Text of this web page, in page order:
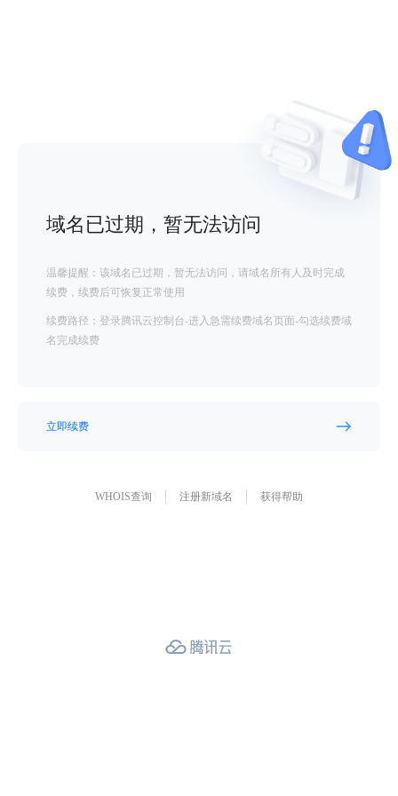
域名已过期，暂无法访问
温馨提醒：该域名已过期，暂无法访问，请域名所有人及时完成
续费，续费后可恢复正常使用
续费路径：登录腾讯云控制台-进入急需续费域名页面-勾选续费域
名完成续费
立即续费
WHOIS查询 注册新域名 获得帮助